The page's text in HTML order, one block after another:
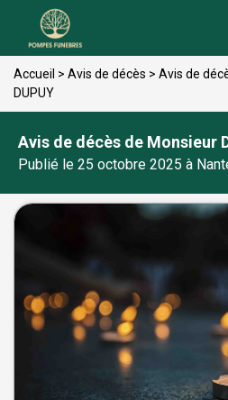
Accueil > Avis de décès > Avis de
DUPUY
Avis de décès de Monsieur
Publié le 25 octobre 2025 à